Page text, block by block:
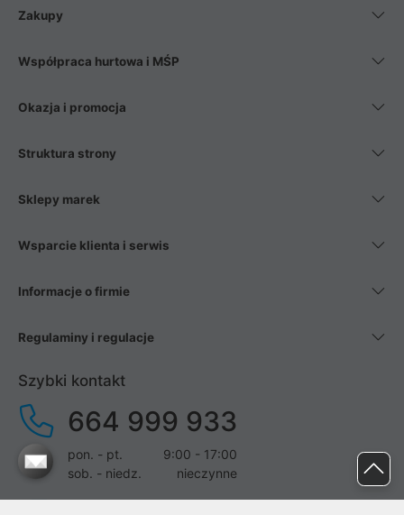
Zakupy
Współpraca hurtowa i MŚP
Okazja i promocja
Struktura strony
Sklepy marek
Wsparcie klienta i serwis
Informacje o firmie
Regulaminy i regulacje
Szybki kontakt
664 999 933
pon. - pt.
9:00 - 17:00
sob. - niedz.
nieczynne